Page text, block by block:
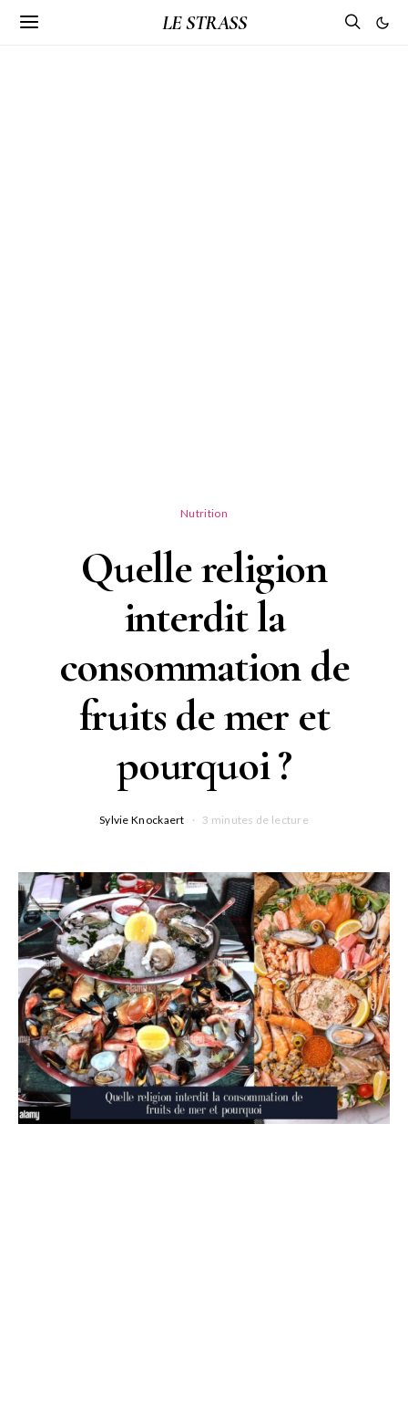
LE STRASS
Nutrition
Quelle religion
interdit la
consommation de
fruits de mer et
pourquoi ?
Sylvie Knockaert 3 minutes de lecture